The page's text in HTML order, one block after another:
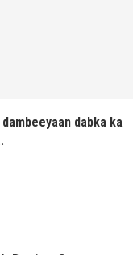
dabka ka